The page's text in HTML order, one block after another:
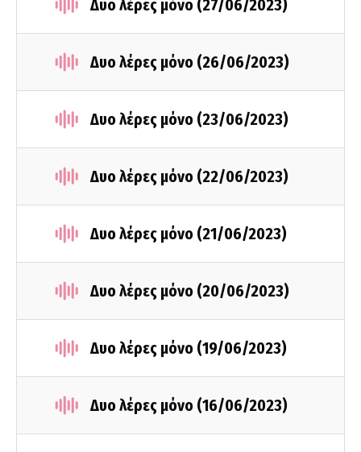
Δυο λέρες μόνο (27/06/2023)
Δυο λέρες μόνο (26/06/2023)
Δυο λέρες μόνο (23/06/2023)
Δυο λέρες μόνο (22/06/2023)
Δυο λέρες μόνο (21/06/2023)
Δυο λέρες μόνο (20/06/2023)
Δυο λέρες μόνο (19/06/2023)
Δυο λέρες μόνο (16/06/2023)